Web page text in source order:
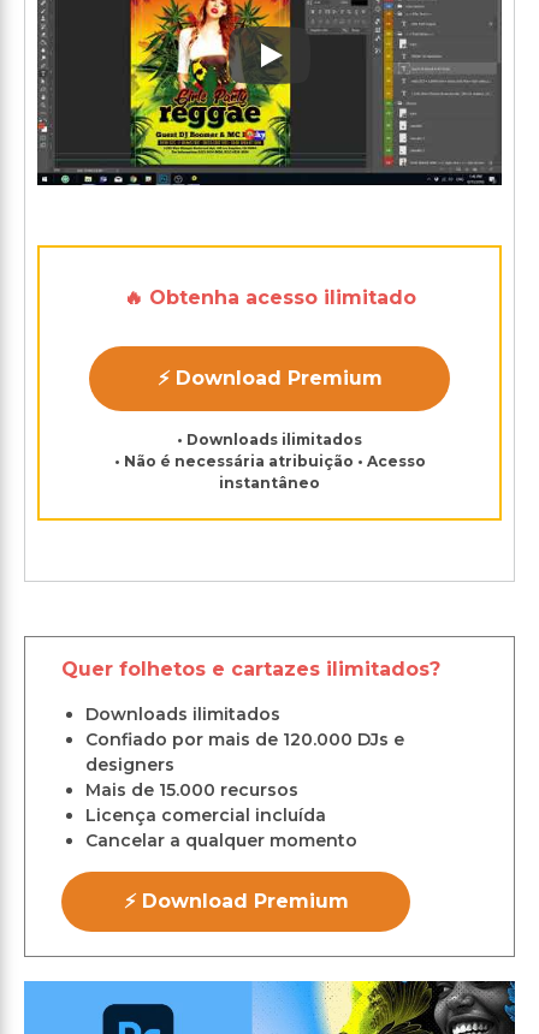
Play: Keynote (Google I/O
🔥 Obtenha acesso ilimitado
⚡ Download Premium
• Downloads ilimitados
• Não é necessária atribuição • Acesso
instantâneo
Quer folhetos e cartazes ilimitados?
Downloads ilimitados
Confiado por mais de 120.000 DJs e
designers
Mais de 15.000 recursos
Licença comercial incluída
Cancelar a qualquer momento
⚡ Download Premium